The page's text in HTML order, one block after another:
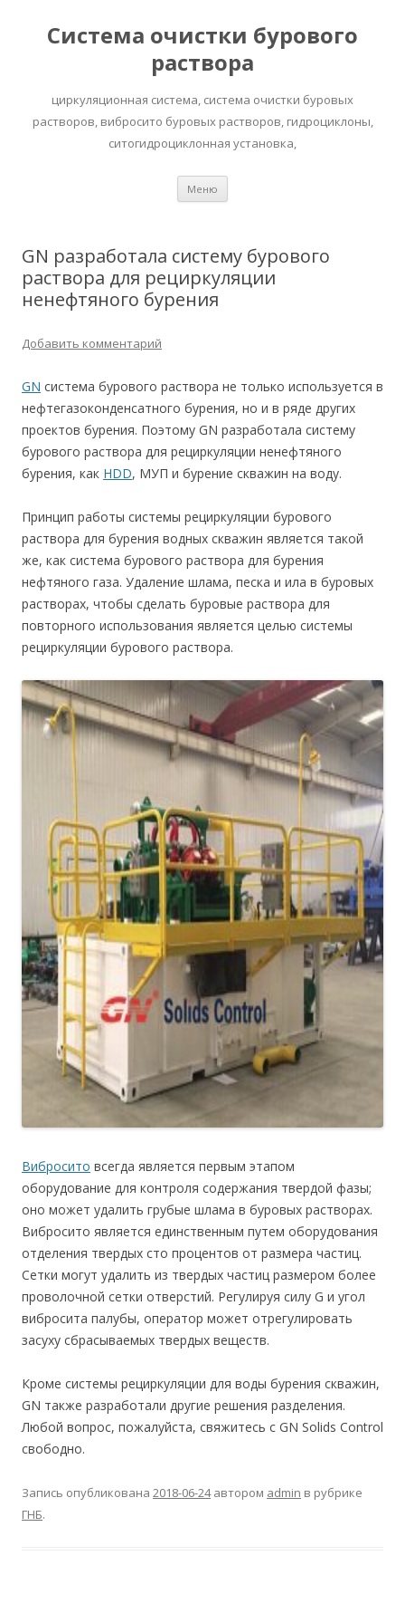
Система очистки бурового
раствора
циркуляционная система, система очистки буровых
растворов, вибросито буровых растворов, гидроциклоны,
ситогидроциклонная установка,
Меню
GN разработала систему бурового
раствора для рециркуляции
ненефтяного бурения
Добавить комментарий
GN система бурового раствора не только используется в
нефтегазоконденсатного бурения, но и в ряде других
проектов бурения. Поэтому GN разработала систему
бурового раствора для рециркуляции ненефтяного
бурения, как HDD, МУП и бурение скважин на воду.
Принцип работы системы рециркуляции бурового
раствора для бурения водных скважин является такой
же, как система бурового раствора для бурения
нефтяного газа. Удаление шлама, песка и ила в буровых
растворах, чтобы сделать буровые раствора для
повторного использования является целью системы
рециркуляции бурового раствора.
Вибросито всегда является первым этапом
оборудование для контроля содержания твердой фазы;
оно может удалить грубые шлама в буровых растворах.
Вибросито является единственным путем оборудования
отделения твердых сто процентов от размера частиц.
Сетки могут удалить из твердых частиц размером более
проволочной сетки отверстий. Регулируя силу G и угол
вибросита палубы, оператор может отрегулировать
засуху сбрасываемых твердых веществ.
Кроме системы рециркуляции для воды бурения скважин,
GN также разработали другие решения разделения.
Любой вопрос, пожалуйста, свяжитесь с GN Solids Control
свободно.
Запись опубликована 2018-06-24автором admin в рубрике
ГНБ.